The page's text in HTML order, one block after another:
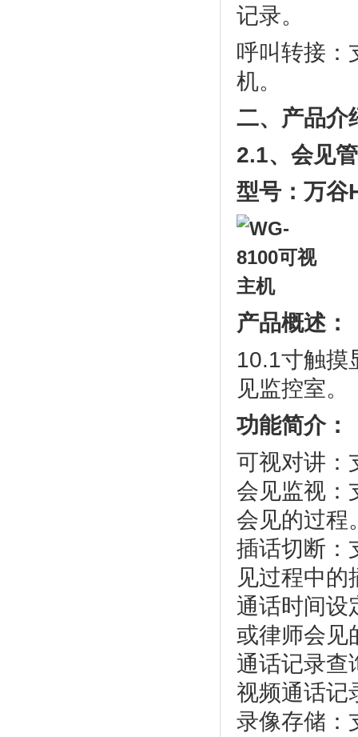
记录。
呼叫转接：
机。
二、产品介
2.1、会见
型号：万谷
产品概述：
10.1寸触摸
见监控室。
功能简介：
可视对讲：
会见监视：
会见的过程
插话切断：
见过程中的
通话时间设
或律师会见
通话记录查
视频通话记
录像存储：